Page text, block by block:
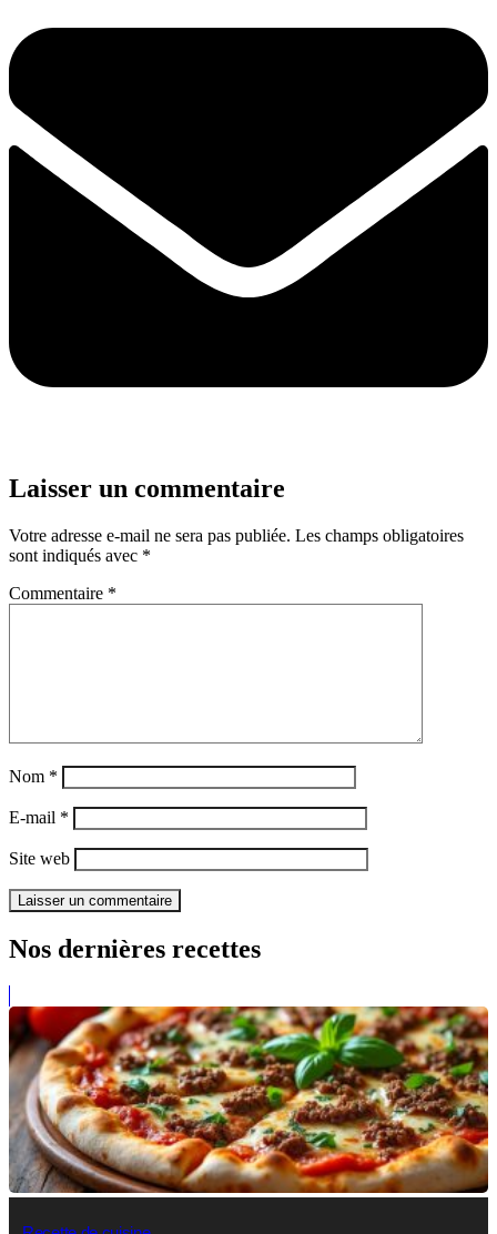
Laisser un commentaire
Votre adresse e-mail ne sera pas publiée. Les champs obligatoires
sont indiqués avec *
Commentaire *
Nom *
E-mail *
Site web
Nos dernières recettes